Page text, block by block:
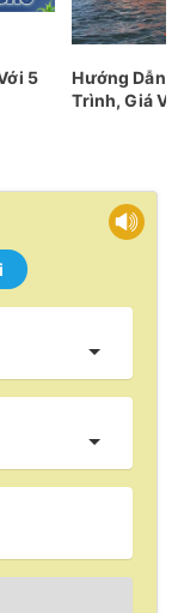
5
Hướng Dẫn
Trình, Giá Vé